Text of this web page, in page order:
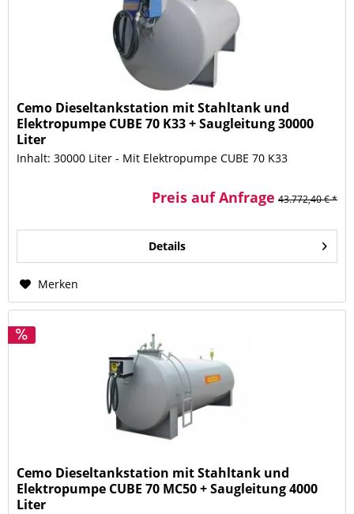
Cemo Dieseltankstation mit Stahltank und
Elektropumpe CUBE 70 K33 + Saugleitung 30000
Liter
Inhalt: 30000 Liter - Mit Elektropumpe CUBE 70 K33
Preis auf Anfrage 43.772,40 € *
Details
Merken
Cemo Dieseltankstation mit Stahltank und
Elektropumpe CUBE 70 MC50 + Saugleitung 4000
Liter